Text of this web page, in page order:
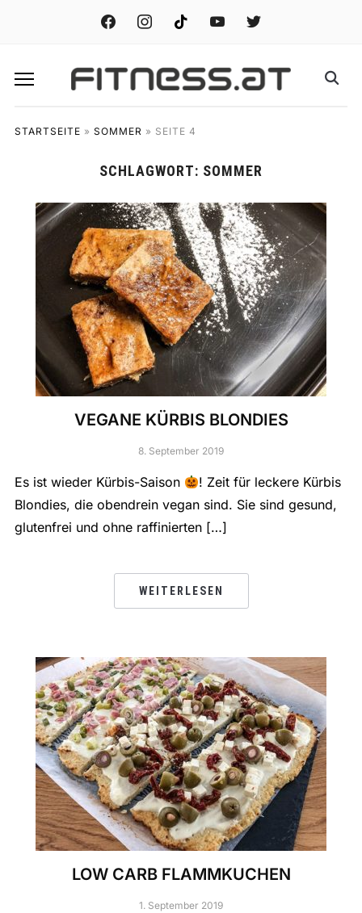
facebook instagramtiktok youtube twitter
STARTSEITE » SOMMER » SEITE 4
SCHLAGWORT: SOMMER
VEGANE KÜRBIS BLONDIES
8. September 2019
Es ist wieder Kürbis-Saison
! Zeit für leckere Kürbis
Blondies, die obendrein vegan sind. Sie sind gesund,
glutenfrei und ohne raffinierten […]
WEITERLESEN
LOW CARB FLAMMKUCHEN
1. September 2019